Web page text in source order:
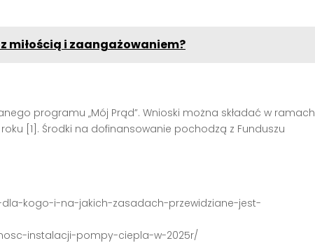
miłością i zaangażowaniem?
programu „Mój Prąd”. Wnioski można składać w ramach
[1]. Środki na dofinansowanie pochodzą z Funduszu
kogo-i-na-jakich-zasadach-przewidziane-jest-
instalacji-pompy-ciepla-w-2025r/